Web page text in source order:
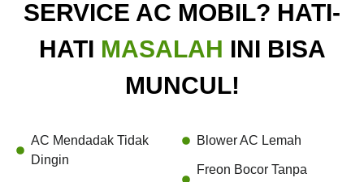
SERVICE AC MOBIL? HATI-
HATI MASALAH INI BISA
MUNCUL!
AC Mendadak Tidak
Dingin
Blower AC Lemah
Freon Bocor Tanpa